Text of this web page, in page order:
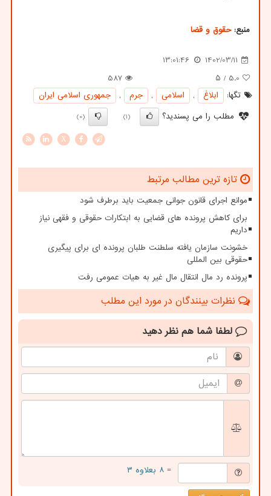
منبع:حقوق و قضا
1402/03/11
13:01:46
5.0 / ۵
587
تگها:
ابلاغ , اسلامی , جرم ,
جمهوری اسلامی ایران
مطلب را می پسندید؟
(1)
(0)
X
تازه ترین مطالب مرتبط
موانع اجرای قانون جوانی جمعیت باید برطرف شود
برای کاهش پرونده های قضایی به ابتکارات حقوقی و فقهی نیاز
داریم
خشونت سازمان یافته سلطنت طلبان پرونده ای برای پیگیری
حقوقی بین المللی
پرونده رد مال انتقال مال غیر به هیات عمومی رفت
نظرات بینندگان در مورد این مطلب
لطفا شما هم نظر دهید
= ۸ بعلاوه ۳